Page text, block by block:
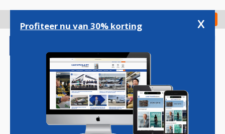
gaan
Check in
Magazine Podcasts Vacatures
Profiteer nu van 30% korting x